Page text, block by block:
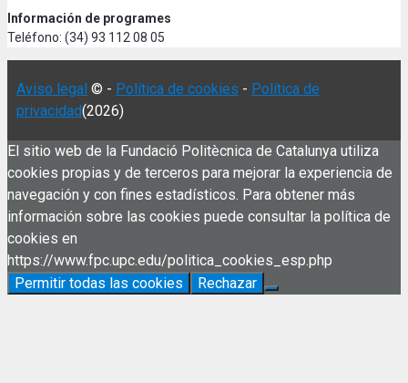
Información de programes
Teléfono: (34) 93 112 08 05
Aviso legal © - Política de cookies - Política de
privacidad(2026)
El sitio web de la Fundació Politècnica de Catalunya utiliza
cookies propias y de terceros para mejorar la experiencia de
navegación y con fines estadísticos. Para obtener más
información sobre las cookies puede consultar la política de
cookies en
https://www.fpc.upc.edu/politica_cookies_esp.php
Permitir todas las cookies
Rechazar